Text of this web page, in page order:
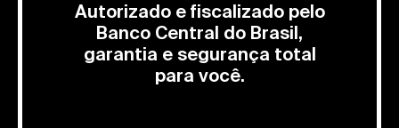
Autorizado e fiscalizado pelo
Banco Central do Brasil,
garantia e segurança total
para você.